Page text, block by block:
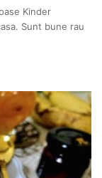
Kinder
Sunt bune rau